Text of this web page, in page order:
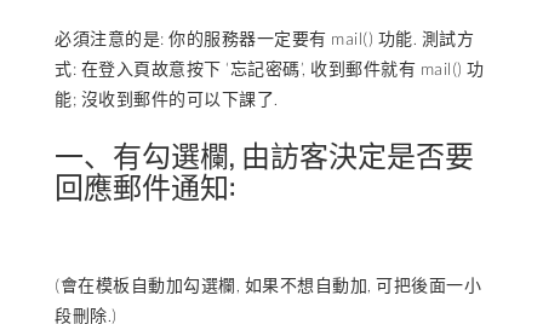
必須注意的是: 你的服務器一定要有 mail() 功能. 測試方
式: 在登入頁故意按下 ‘忘記密碼’, 收到郵件就有 mail() 功
能; 沒收到郵件的可以下課了.
一、有勾選欄, 由訪客決定是否要
回應郵件通知:
(會在模板自動加勾選欄, 如果不想自動加, 可把後面一小
段刪除.)